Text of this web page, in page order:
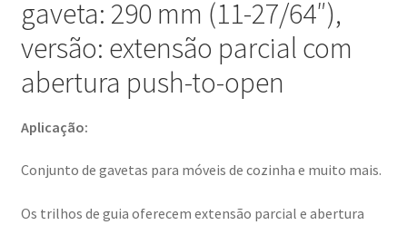
móveis
de
cozinha
e
mais,
da
gaveta: 290 mm (11-27/64″),
versão: extensão parcial com
abertura push-to-open
Aplicação:
Conjunto de gavetas para móveis de cozinha e muito mais.
Os trilhos de guia oferecem extensão parcial e abertura